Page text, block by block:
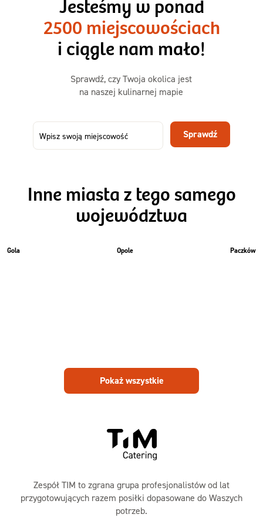
3 sycące posiłki o większej objętości. Mniej dań,
ta sama wygoda!
50,31 zł
73,99
-32%
Menu
Jesteśmy w ponad
2500 miejscowościach
i ciągle nam mało!
Sprawdź, czy Twoja okolica jest
na naszej kulinarnej mapie
Sprawdź
Inne miasta z tego samego
województwa
Gola Opole Paczków
Pokaż wszystkie
Zespół TIM to zgrana grupa profesjonalistów od lat
przygotowujących razem posiłki dopasowane do Waszych
potrzeb.